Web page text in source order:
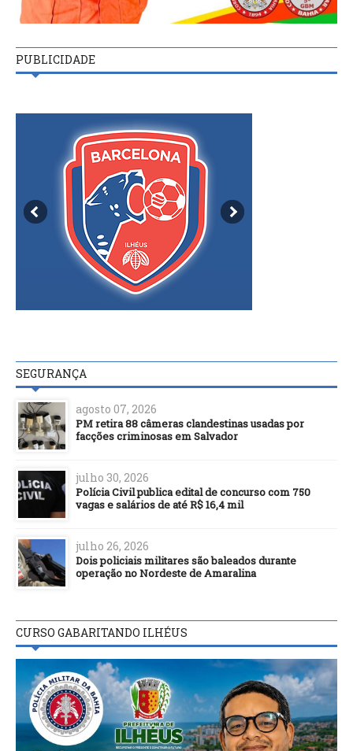
PUBLICIDADE
SEGURANÇA
agosto 07, 2026
PM retira 88 câmeras clandestinas usadas por
facções criminosas em Salvador
julho 30, 2026
Polícia Civil publica edital de concurso com 750
vagas e salários de até R$ 16,4 mil
julho 26, 2026
Dois policiais militares são baleados durante
operação no Nordeste de Amaralina
CURSO GABARITANDO ILHÉUS